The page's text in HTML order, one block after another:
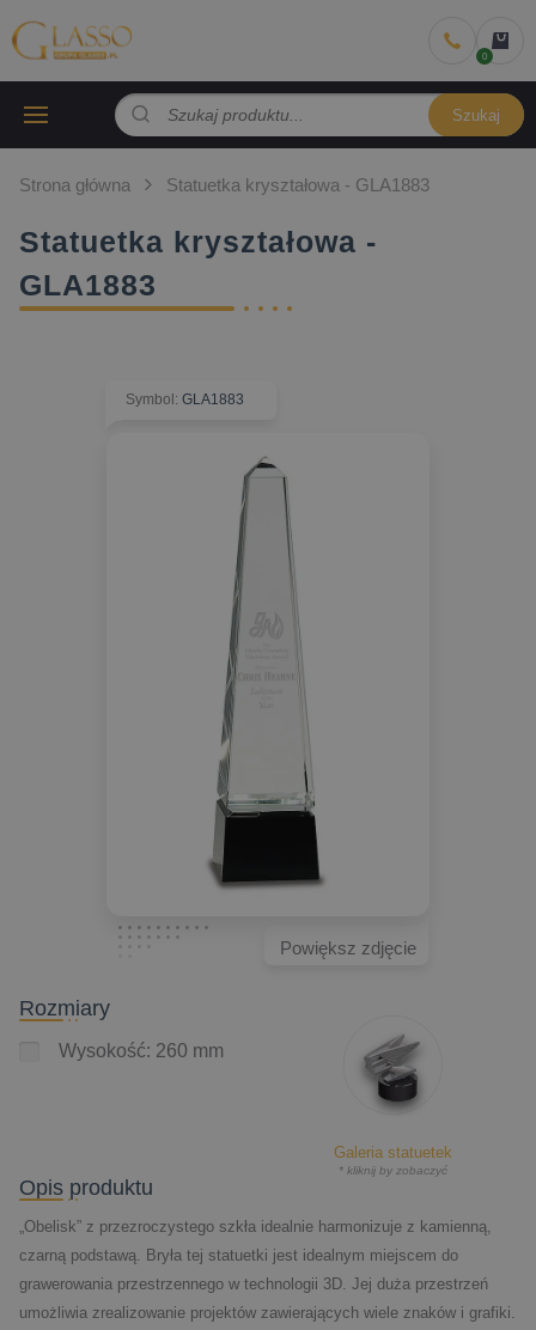
Szukaj
Strona główna Statuetka kryształowa - GLA1883
Statuetka kryształowa -
GLA1883
Symbol : GLA1883
Powiększ zdjęcie
Rozmiary
Wysokość: 260 mm
Galeria statuetek
* kliknij by zobaczyć
Opis produktu
„Obelisk” z przezroczystego szkła idealnie harmonizuje z kamienną,
czarną podstawą. Bryła tej statuetki jest idealnym miejscem do
grawerowania przestrzennego w technologii 3D. Jej duża przestrzeń
umożliwia zrealizowanie projektów zawierających wiele znaków i grafiki.